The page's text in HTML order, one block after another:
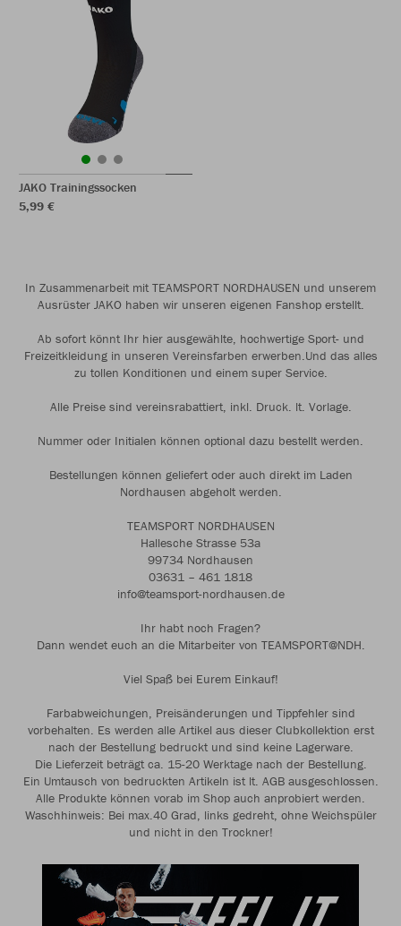
JAKO Trainingssocken
5,99 €
In Zusammenarbeit mit TEAMSPORT NORDHAUSEN und unserem
Ausrüster JAKO haben wir unseren eigenen Fanshop erstellt.
Ab sofort könnt Ihr hier ausgewählte, hochwertige Sport- und
Freizeitkleidung in unseren Vereinsfarben erwerben.Und das alles
zu tollen Konditionen und einem super Service.
Alle Preise sind vereinsrabattiert, inkl. Druck. lt. Vorlage.
Nummer oder Initialen können optional dazu bestellt werden.
Bestellungen können geliefert oder auch direkt im Laden
Nordhausen abgeholt werden.
TEAMSPORT NORDHAUSEN
Hallesche Strasse 53a
99734 Nordhausen
03631 – 461 1818
info@teamsport-nordhausen.de
Ihr habt noch Fragen?
Dann wendet euch an die Mitarbeiter von TEAMSPORT@NDH.
Viel Spaß bei Eurem Einkauf!
Farbabweichungen, Preisänderungen und Tippfehler sind
vorbehalten. Es werden alle Artikel aus dieser Clubkollektion erst
nach der Bestellung bedruckt und sind keine Lagerware.
Die Lieferzeit beträgt ca. 15-20 Werktage nach der Bestellung.
Ein Umtausch von bedruckten Artikeln ist lt. AGB ausgeschlossen.
Alle Produkte können vorab im Shop auch anprobiert werden.
Waschhinweis: Bei max.40 Grad, links gedreht, ohne Weichspüler
und nicht in den Trockner!